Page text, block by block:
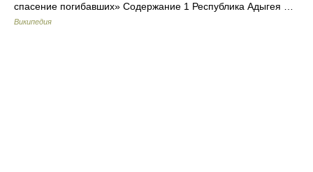
спасение погибавших» Содержание 1 Республика Адыгея …
Википедия